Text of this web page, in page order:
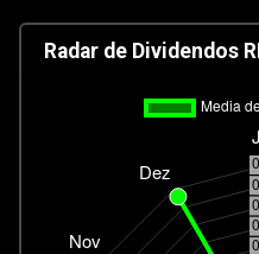
Radar de Dividendos